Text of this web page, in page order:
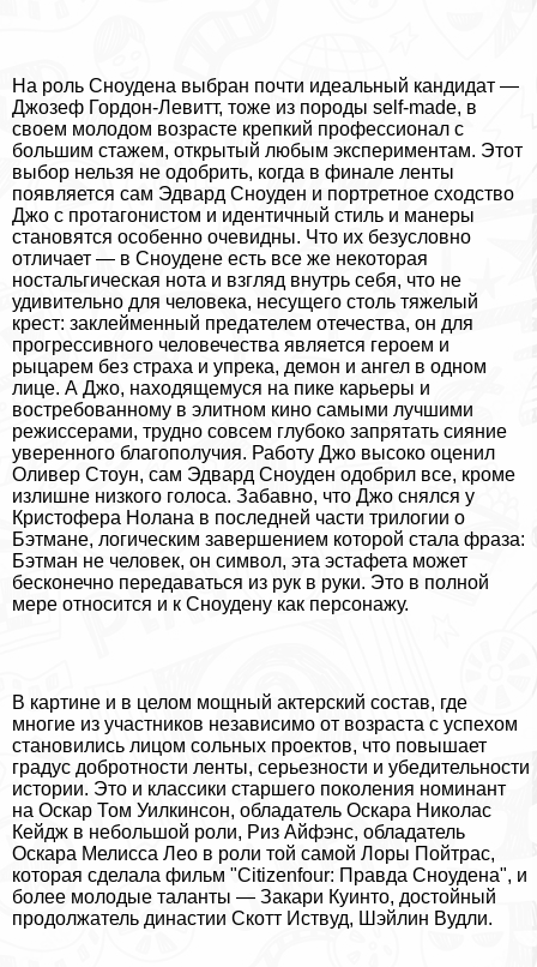
На роль Сноудена выбран почти идеальный кандидат —
Джозеф Гордон-Левитт, тоже из породы self-made, в
своем молодом возрасте крепкий профессионал с
большим стажем, открытый любым экспериментам. Этот
выбор нельзя не одобрить, когда в финале ленты
появляется сам Эдвард Сноуден и портретное сходство
Джо с протагонистом и идентичный стиль и манеры
становятся особенно очевидны. Что их безусловно
отличает — в Сноудене есть все же некоторая
ностальгическая нота и взгляд внутрь себя, что не
удивительно для человека, несущего столь тяжелый
крест: заклейменный предателем отечества, он для
прогрессивного человечества является героем и
рыцарем без стpaxa и упрека, демон и ангел в одном
лице. А Джо, находящемуся на пике карьеры и
востребованному в элитном кино самыми лучшими
режиссерами, трудно совсем глубоко запрятать сияние
уверенного благополучия. Работу Джо высоко оценил
Оливер Стоун, сам Эдвард Сноуден одобрил все, кроме
излишне низкого голоса. Забавно, что Джо снялся у
Кристофера Нолана в последней части трилогии о
Бэтмане, логическим завершением которой стала фраза:
Бэтман не человек, он символ, эта эстафета может
бесконечно передаваться из рук в руки. Это в полной
мере относится и к Сноудену как персонажу.
В картине и в целом мощный актерский состав, где
многие из участников независимо от возраста с успехом
становились лицом сольных проектов, что повышает
градус добротности ленты, серьезности и убедительности
истории. Это и классики старшего поколения номинант
на Оскар Том Уилкинсон, обладатель Оскара Николас
Кейдж в небольшой роли, Риз Айфэнс, обладатель
Оскара Мелисса Лео в роли той самой Лоры Пойтрас,
которая сделала фильм "Citizenfour: Правда Сноудена", и
более молодые таланты — Закари Куинто, достойный
продолжатель династии Скотт Иствуд, Шэйлин Вудли.